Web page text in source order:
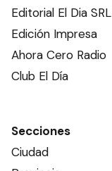
Editorial El Dia SRL
Edición Impresa
Ahora Cero Radio
Club El Día
Secciones
Ciudad